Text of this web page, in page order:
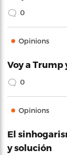
0
Opinions
Voy a Trump
0
Opinions
El
y solución